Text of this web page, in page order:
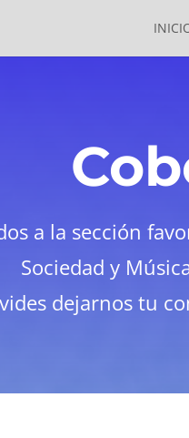
a la sección
Sociedad y
dejarnos tu